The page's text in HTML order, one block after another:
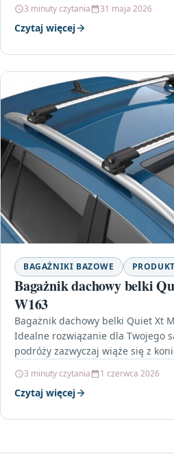
3 minuty czytania 31 maja 2026
Czytaj więcej
BAGAŻNIKI BAZOWE PRODUKT
Bagażnik dachowy belki
W163
Bagażnik dachowy belki Quiet Xt
Idealne rozwiązanie dla Twojego
podróży zazwyczaj wiąże się z
3 minuty czytania 1 czerwca 2026
Czytaj więcej